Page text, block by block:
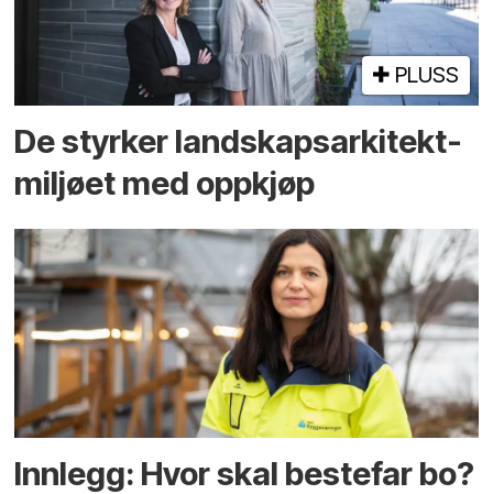
PLUSS
De styrker landskaps­arkitekt­
miljøet med oppkjøp
Innlegg: Hvor skal bestefar bo?